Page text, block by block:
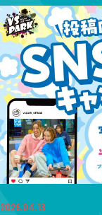
2026.04.13